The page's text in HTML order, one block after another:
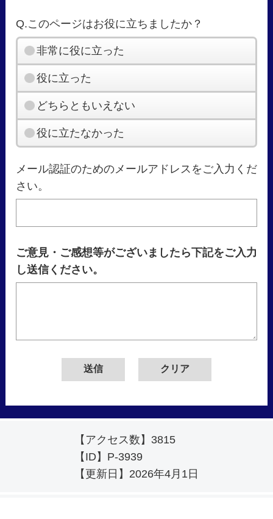
Q.このページはお役に立ちましたか？
非常に役に立った
役に立った
どちらともいえない
役に立たなかった
メール認証のためのメールアドレスをご入力くだ
さい。
ご意見・ご感想等がございましたら下記をご入力
し送信ください。
【アクセス数】 3815
【ID】 P-3939
【更新日】 2026年4月1日